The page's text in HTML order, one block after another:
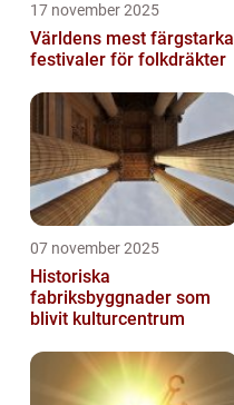
17 november 2025
Världens mest färgstarka
festivaler för folkdräkter
07 november 2025
Historiska
fabriksbyggnader som
blivit kulturcentrum